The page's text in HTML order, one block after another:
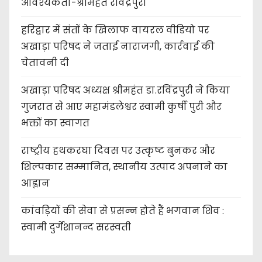
आवश्यकता-श्रीमहंत रविंद्रपुरी
हरिद्वार में संतों के खिलाफ वायरल वीडियो पर
अखाड़ा परिषद ने जताई नाराजगी, कार्रवाई की
चेतावनी दी
अखाड़ा परिषद अध्यक्ष श्रीमहंत डा.रविंद्रपुरी ने किया
गुजरात से आए महामंडलेश्वर स्वामी कुर्षी पुरी और
भक्तों का स्वागत
राष्ट्रीय हथकरघा दिवस पर उत्कृष्ट बुनकर और
शिल्पकार सम्मानित, स्थानीय उत्पाद अपनाने का
आह्वान
कांवड़ियों की सेवा से प्रसन्न होते हैं भगवान शिव :
स्वामी दुर्गेशानन्द सरस्वती